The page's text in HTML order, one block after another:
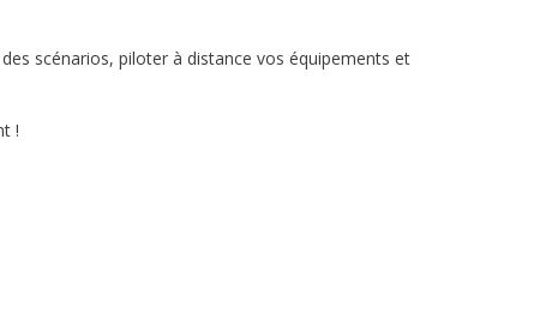
scénarios, piloter à distance vos équipements et
!